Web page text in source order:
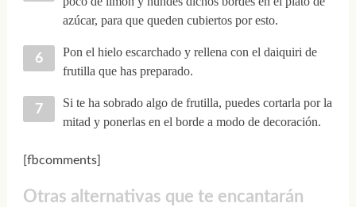
azúcar, para que queden cubiertos por esto.
Pon el hielo escarchado y rellena con el daiquiri de
frutilla que has preparado.
Si te ha sobrado algo de frutilla, puedes cortarla por la
mitad y ponerlas en el borde a modo de decoración.
[fbcomments]
Otras alternativas que te encantarán